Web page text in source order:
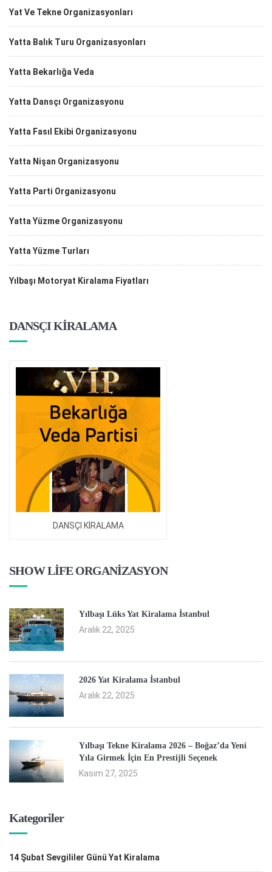
Yat Ve Tekne Organizasyonları
Yatta Balık Turu Organizasyonları
Yatta Bekarlığa Veda
Yatta Dansçı Organizasyonu
Yatta Fasıl Ekibi Organizasyonu
Yatta Nişan Organizasyonu
Yatta Parti Organizasyonu
Yatta Yüzme Organizasyonu
Yatta Yüzme Turları
Yılbaşı Motoryat Kiralama Fiyatları
DANSÇI KİRALAMA
DANSÇI KİRALAMA
SHOW LİFE ORGANİZASYON
Yılbaşı Lüks Yat Kiralama İstanbul
Aralık 22, 2025
2026 Yat Kiralama İstanbul
Aralık 22, 2025
Yılbaşı Tekne Kiralama 2026 – Boğaz’da Yeni
Yıla Girmek İçin En Prestijli Seçenek
Kasım 27, 2025
Kategoriler
14 Şubat Sevgililer Günü Yat Kiralama